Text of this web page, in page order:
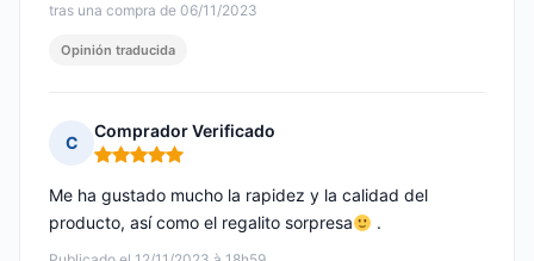
tras una compra de 06/11/2023
Opinión traducida
C
Comprador Verificado
Nota: 5 de 5
Me ha gustado mucho la rapidez y la calidad del
producto, así como el regalito sorpresa
.